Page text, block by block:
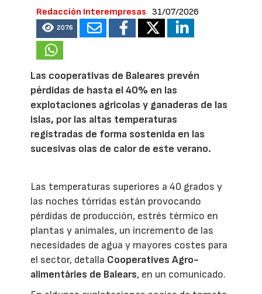
Redacción Interempresas 31/07/2026
2076
Las cooperativas de Baleares prevén
pérdidas de hasta el 40% en las
explotaciones agrícolas y ganaderas de las
islas, por las altas temperaturas
registradas de forma sostenida en las
sucesivas olas de calor de este verano.
Las temperaturas superiores a 40 grados y
las noches tórridas están provocando
pérdidas de producción, estrés térmico en
plantas y animales, un incremento de las
necesidades de agua y mayores costes para
el sector, detalla Cooperatives Agro-
alimentàries de Balears, en un comunicado.